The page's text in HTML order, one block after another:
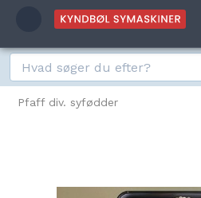
Pfaff div. syfødder